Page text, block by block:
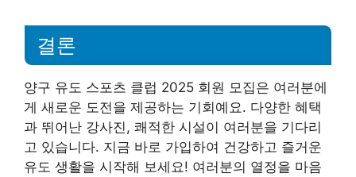
결론
양구 유도 스포츠 클럽 2025 회원 모집은 여러분에
게 새로운 도전을 제공하는 기회예요. 다양한 혜택
과 뛰어난 강사진, 쾌적한 시설이 여러분을 기다리
고 있습니다. 지금 바로 가입하여 건강하고 즐거운
유도 생활을 시작해 보세요! 여러분의 열정을 마음